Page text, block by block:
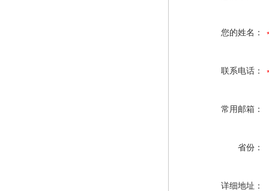
您的姓名：
联系电话：
常用邮箱：
省份：
详细地址：